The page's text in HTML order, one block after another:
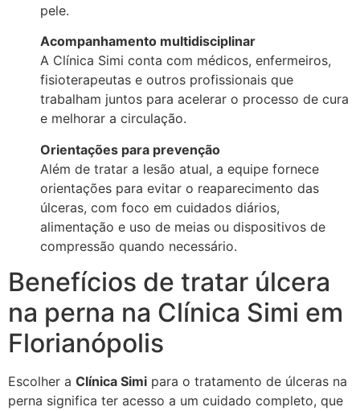
pele.
Acompanhamento multidisciplinar
A Clínica Simi conta com médicos, enfermeiros,
fisioterapeutas e outros profissionais que
trabalham juntos para acelerar o processo de cura
e melhorar a circulação.
Orientações para prevenção
Além de tratar a lesão atual, a equipe fornece
orientações para evitar o reaparecimento das
úlceras, com foco em cuidados diários,
alimentação e uso de meias ou dispositivos de
compressão quando necessário.
Benefícios de tratar úlcera
na perna na Clínica Simi em
Florianópolis
Escolher a Clínica Simi para o tratamento de úlceras na
perna significa ter acesso a um cuidado completo, que